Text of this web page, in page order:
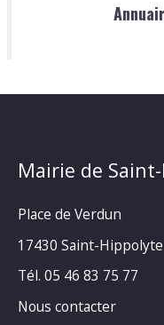
Mairie de
Place de Verdun
17430 Saint-Hippolyte
Tél. 05 46 83 75 77
Nous contacter